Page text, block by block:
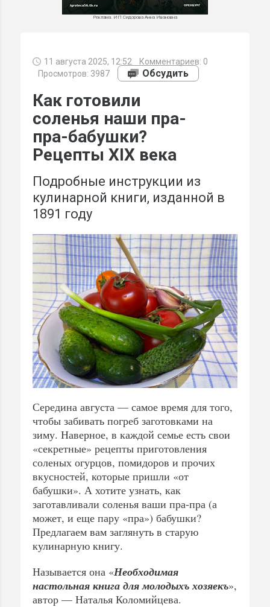
Реклама. ИП Сидорова Анна Ивановна
11 августа 2025, 12:52 Комментариев: 0
Просмотров: 3987
Обсудить
Как готовили
соленья наши пра-
пра-бабушки?
Рецепты XIX века
Подробные инструкции из
кулинарной книги, изданной в
1891 году
Середина августа — самое время для того,
чтобы забивать погреб заготовками на
зиму. Наверное, в каждой семье есть свои
«секретные» рецепты приготовления
соленых огурцов, помидоров и прочих
вкусностей, которые пришли «от
бабушки». А хотите узнать, как
заготавливали соленья ваши пра-пра (а
может, и еще пару «пра») бабушки?
Предлагаем вам заглянуть в старую
кулинарную книгу.
Называется она «Необходимая
настольная книга для молодыхъ хозяекъ»,
автор — Наталья Коломийцева.